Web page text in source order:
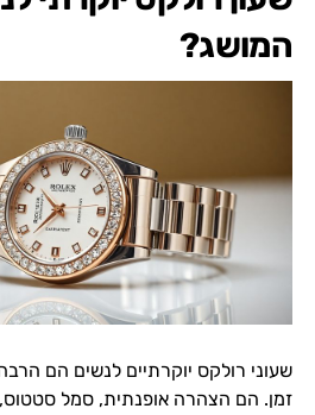
המושג?
שעוני רולקס יוקרתיים לנשים הם
זמן. הם הצהרה אופנתית, סמל סטטוס,